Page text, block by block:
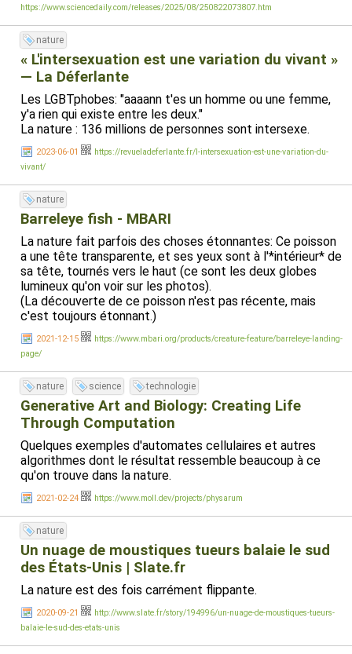
https://www.sciencedaily.com/releases/2025/08/250822073807.htm
nature
« L'intersexuation est une variation du vivant »
— La Déferlante
Les LGBTphobes: "aaaann t'es un homme ou une femme,
y'a rien qui existe entre les deux."
La nature : 136 millions de personnes sont intersexe.
2023-06-01
https://revueladeferlante.fr/l-intersexuation-est-une-variation-du-
vivant/
nature
Barreleye fish - MBARI
La nature fait parfois des choses étonnantes: Ce poisson
a une tête transparente, et ses yeux sont à l'*intérieur* de
sa tête, tournés vers le haut (ce sont les deux globes
lumineux qu'on voir sur les photos).
(La découverte de ce poisson n'est pas récente, mais
c'est toujours étonnant.)
2021-12-15
https://www.mbari.org/products/creature-feature/barreleye-landing-
page/
nature science technologie
Generative Art and Biology: Creating Life
Through Computation
Quelques exemples d'automates cellulaires et autres
algorithmes dont le résultat ressemble beaucoup à ce
qu'on trouve dans la nature.
2021-02-24 https://www.moll.dev/projects/physarum
nature
Un nuage de moustiques tueurs balaie le sud
des États-Unis | Slate.fr
La nature est des fois carrément flippante.
2020-09-21
http://www.slate.fr/story/194996/un-nuage-de-moustiques-tueurs-
balaie-le-sud-des-etats-unis